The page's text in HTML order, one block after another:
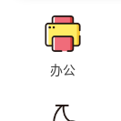
办公